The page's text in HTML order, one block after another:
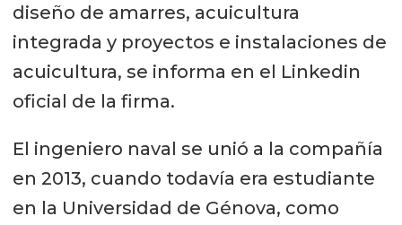
diseño de amarres, acuicultura
integrada y proyectos e instalaciones de
acuicultura, se informa en el Linkedin
oficial de la firma.
El ingeniero naval se unió a la compañía
en 2013, cuando todavía era estudiante
en la Universidad de Génova, como